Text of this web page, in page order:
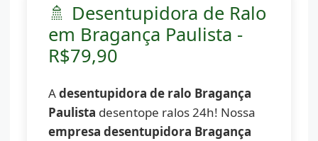
🚿 Desentupidora de Ralo
em Bragança Paulista -
R$79,90
Adesentupidora de ralo Bragança
Paulista desentope ralos 24h! Nossa
empresa desentupidora Bragança